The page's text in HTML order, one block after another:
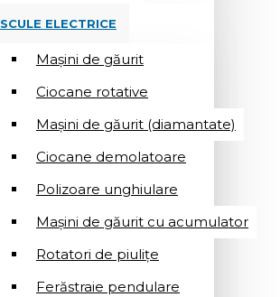
SCULE ELECTRICE
Mașini de găurit
Ciocane rotative
Mașini de găurit (diamantate)
Ciocane demolatoare
Polizoare unghiulare
Mașini de găurit cu acumulator
Rotatori de piuliţe
Ferăstraie pendulare